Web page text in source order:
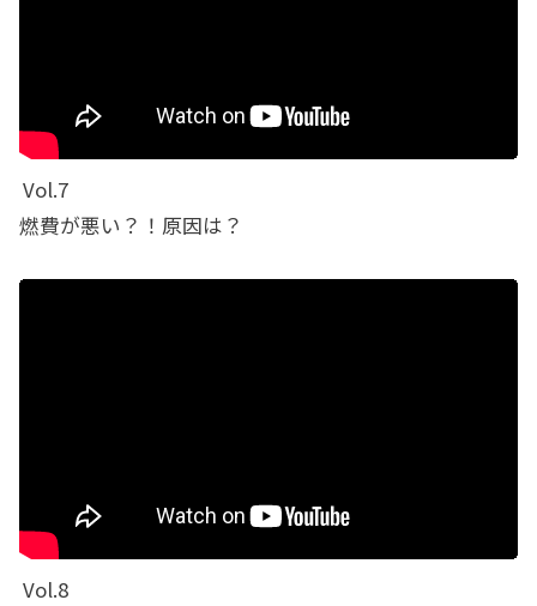
Vol.7
燃費が悪い？！原因は？
Vol.8